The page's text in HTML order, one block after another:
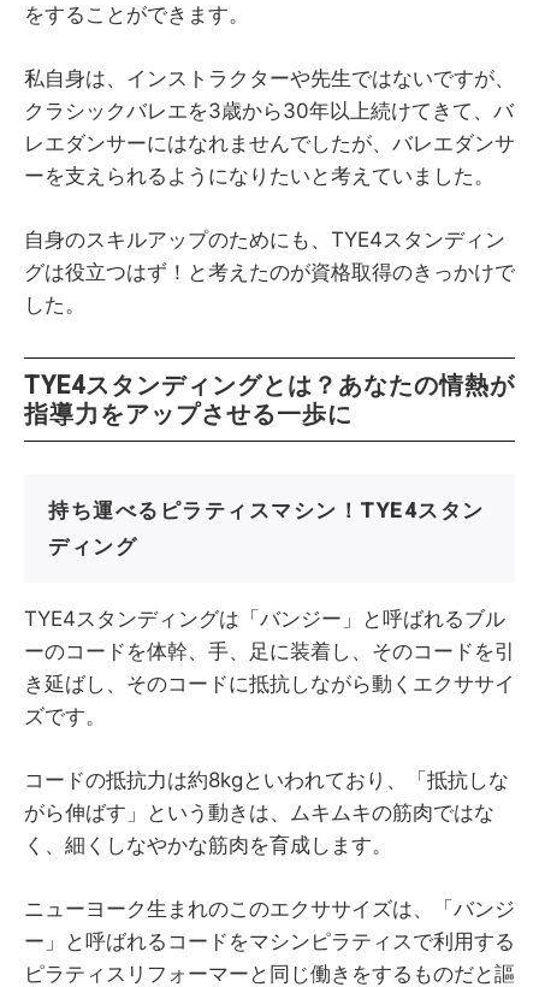
をすることができます。
私自身は、インストラクターや先生ではないですが、
クラシックバレエを3歳から30年以上続けてきて、バ
レエダンサーにはなれませんでしたが、バレエダンサ
ーを支えられるようになりたいと考えていました。
自身のスキルアップのためにも、TYE4スタンディン
グは役立つはず！と考えたのが資格取得のきっかけで
した。
TYE4スタンディングとは？あなたの情熱が
指導力をアップさせる一歩に
持ち運べるピラティスマシン！TYE4スタン
ディング
TYE4スタンディングは「バンジー」と呼ばれるブル
ーのコードを体幹、手、足に装着し、そのコードを引
き延ばし、そのコードに抵抗しながら動くエクササイ
ズです。
コードの抵抗力は約8kgといわれており、「抵抗しな
がら伸ばす」という動きは、ムキムキの筋肉ではな
く、細くしなやかな筋肉を育成します。
ニューヨーク生まれのこのエクササイズは、「バンジ
ー」と呼ばれるコードをマシンピラティスで利用する
ピラティスリフォーマーと同じ働きをするものだと謳